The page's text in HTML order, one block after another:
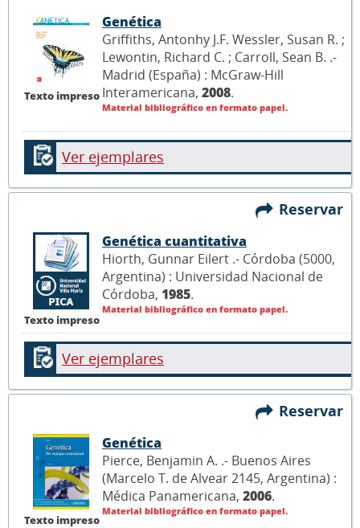
Texto impreso
Genética
Griffiths, Antonhy J.F. Wessler, Susan R. ;
Lewontin, Richard C. ; Carroll, Sean B. .-
Madrid (España) : McGraw-Hill
Interamericana, 2008.
Material bibliográfico en formato papel.
Ver ejemplares
Reservar
Texto impreso
Genética cuantitativa
Hiorth, Gunnar Eilert .- Córdoba (5000,
Argentina) : Universidad Nacional de
Córdoba, 1985.
Material bibliográfico en formato papel.
Ver ejemplares
Reservar
Texto impreso
Genética
Pierce, Benjamin A. .- Buenos Aires
(Marcelo T. de Alvear 2145, Argentina) :
Médica Panamericana, 2006.
Material bibliográfico en formato papel.